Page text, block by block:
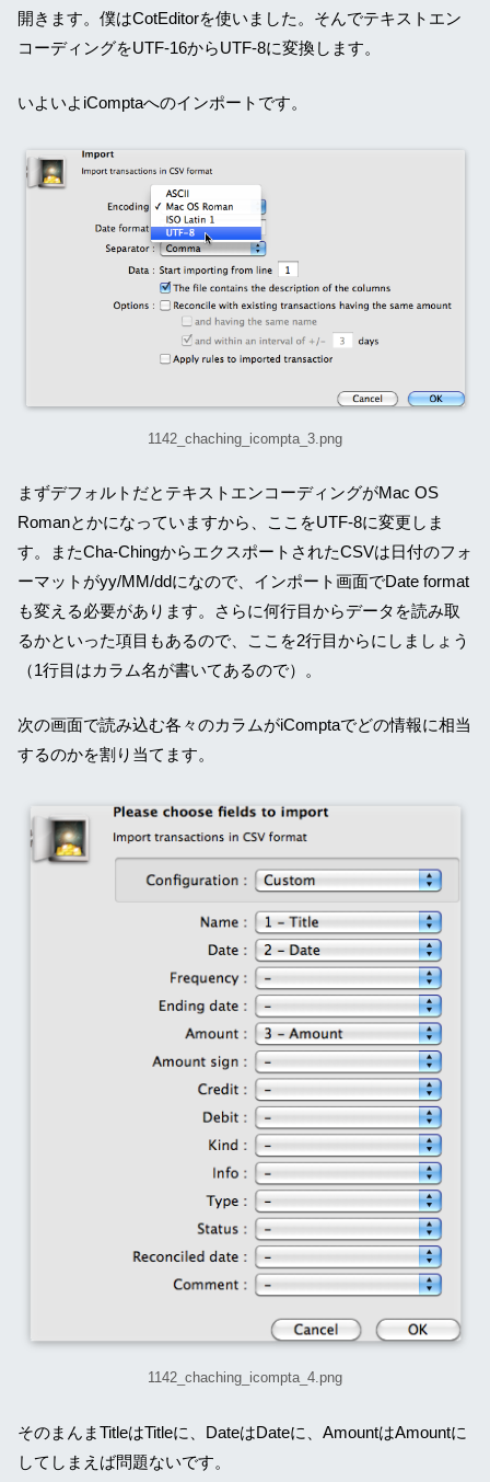
開きます。僕はCotEditorを使いました。そんでテキストエン
コーディングをUTF-16からUTF-8に変換します。
いよいよiComptaへのインポートです。
1142_chaching_icompta_3.png
まずデフォルトだとテキストエンコーディングがMac OS
Romanとかになっていますから、ここをUTF-8に変更しま
す。またCha-ChingからエクスポートされたCSVは日付のフォ
ーマットがyy/MM/ddになので、インポート画面でDate format
も変える必要があります。さらに何行目からデータを読み取
るかといった項目もあるので、ここを2行目からにしましょう
（1行目はカラム名が書いてあるので）。
次の画面で読み込む各々のカラムがiComptaでどの情報に相当
するのかを割り当てます。
1142_chaching_icompta_4.png
そのまんまTitleはTitleに、DateはDateに、AmountはAmountに
してしまえば問題ないです。